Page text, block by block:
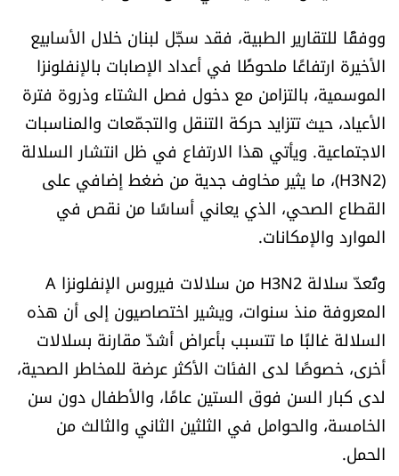
ثقافة وفنون
فصل من كتاب
اقرأ تضحك
كاميرا
سجالات
صحّة وصحن
الرياضة
منوّعات
حظّك اليوم
ووفقًا للتقارير الطبية، فقد سجّل لبنان خلال الأسابيع
الأخيرة ارتفاعًا ملحوظًا في أعداد الإصابات بالإنفلونزا
الموسمية، بالتزامن مع دخول فصل الشتاء وذروة فترة
الأعياد، حيث تتزايد حركة التنقل والتجمّعات والمناسبات
الاجتماعية. ويأتي هذا الارتفاع في ظل انتشار السلالة
(H3N2)، ما يثير مخاوف جدية من ضغط إضافي على
القطاع الصحي، الذي يعاني أساسًا من نقص في
الموارد والإمكانات.
وتُعدّ سلالة H3N2 من سلالات فيروس الإنفلونزا A
المعروفة منذ سنوات، ويشير اختصاصيون إلى أن هذه
السلالة غالبًا ما تتسبب بأعراض أشدّ مقارنة بسلالات
أخرى، خصوصًا لدى الفئات الأكثر عرضة للمخاطر الصحية،
لدى كبار السن فوق الستين عامًا، والأطفال دون سن
الخامسة، والحوامل في الثلثين الثاني والثالث من
الحمل.